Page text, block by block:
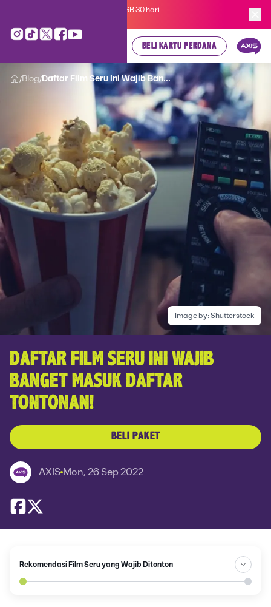
Kartu Perdana AXIS Suka-Suka 3GB 30 hari
BELI KARTU PERDANA
/Blog/ Daftar Film Seru Ini Wajib Ban...
Image by:Shutterstock
DAFTAR FILM SERU INI WAJIB
BANGET MASUK DAFTAR
TONTONAN!
BELI PAKET
AXIS Mon, 26 Sep 2022
Rekomendasi Film Seru yang Wajib Ditonton